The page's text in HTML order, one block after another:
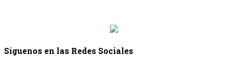
Síguenos en las Redes Sociales